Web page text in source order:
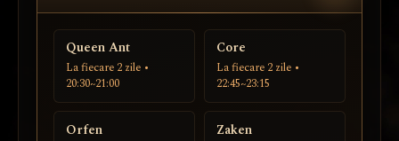
Queen Ant
La fiecare 2 zile •
20:30~21:00
Core
La fiecare 2 zile •
22:45~23:15
Orfen Zaken